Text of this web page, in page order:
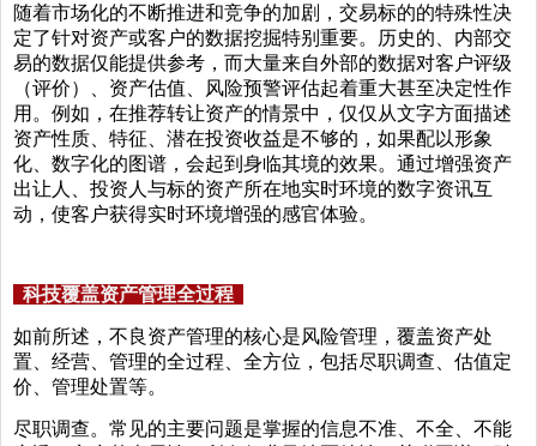
随着市场化的不断推进和竞争的加剧，交易标的的特殊性决
定了针对资产或客户的数据挖掘特别重要。历史的、内部交
易的数据仅能提供参考，而大量来自外部的数据对客户评级
（评价）、资产估值、风险预警评估起着重大甚至决定性作
用。例如，在推荐转让资产的情景中，仅仅从文字方面描述
资产性质、特征、潜在投资收益是不够的，如果配以形象
化、数字化的图谱，会起到身临其境的效果。通过增强资产
出让人、投资人与标的资产所在地实时环境的数字资讯互
动，使客户获得实时环境增强的感官体验。
科技覆盖资产管理全过程
如前所述，不良资产管理的核心是风险管理，覆盖资产处
置、经营、管理的全过程、全方位，包括尽职调查、估值定
价、管理处置等。
尽职调查。常见的主要问题是掌握的信息不准、不全、不能